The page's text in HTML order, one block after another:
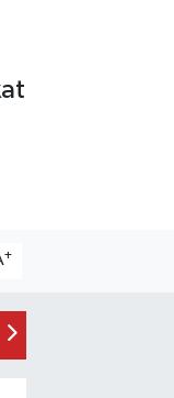
+
/ Ahmet
BEUN Rektörü
feci kaza: